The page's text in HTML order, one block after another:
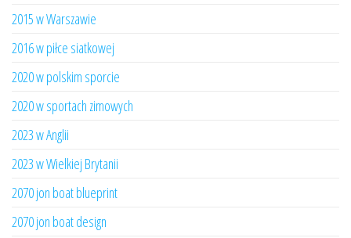
2015 w Warszawie
2016 w piłce siatkowej
2020 w polskim sporcie
2020 w sportach zimowych
2023 w Anglii
2023 w Wielkiej Brytanii
2070 jon boat blueprint
2070 jon boat design